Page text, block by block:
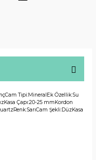
Tipi:MineralEk Özellik:Su
Çapı:20-25 mmKordon
Şekli:DüzKasa